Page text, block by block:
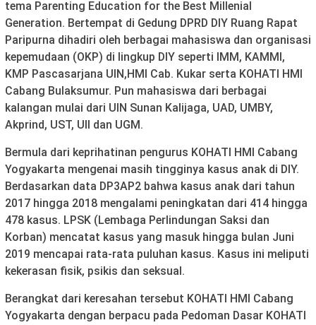
tema Parenting Education for the Best Millenial
Generation. Bertempat di Gedung DPRD DIY Ruang Rapat
Paripurna dihadiri oleh berbagai mahasiswa dan organisasi
kepemudaan (OKP) di lingkup DIY seperti IMM, KAMMI,
KMP Pascasarjana UIN,HMI Cab. Kukar serta KOHATI HMI
Cabang Bulaksumur. Pun mahasiswa dari berbagai
kalangan mulai dari UIN Sunan Kalijaga, UAD, UMBY,
Akprind, UST, UII dan UGM.
Bermula dari keprihatinan pengurus KOHATI HMI Cabang
Yogyakarta mengenai masih tingginya kasus anak di DIY.
Berdasarkan data DP3AP2 bahwa kasus anak dari tahun
2017 hingga 2018 mengalami peningkatan dari 414 hingga
478 kasus. LPSK (Lembaga Perlindungan Saksi dan
Korban) mencatat kasus yang masuk hingga bulan Juni
2019 mencapai rata-rata puluhan kasus. Kasus ini meliputi
kekerasan fisik, psikis dan seksual.
Berangkat dari keresahan tersebut KOHATI HMI Cabang
Yogyakarta dengan berpacu pada Pedoman Dasar KOHATI